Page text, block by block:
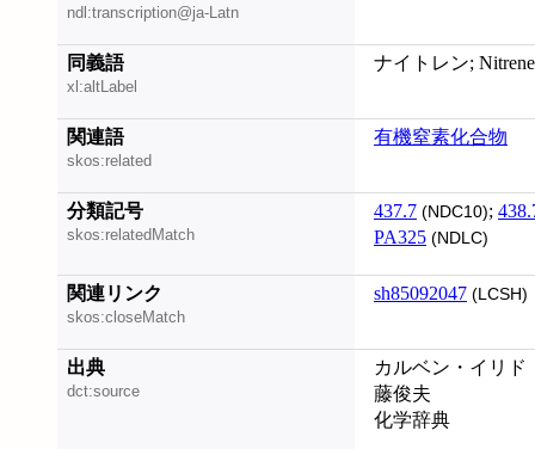
ndl:transcription@ja-Latn
同義語
xl:altLabel
ナイトレン;
関連語
skos:related
有機窒素化合物
分類記号
skos:relatedMatch
437.7 (NDC10);
PA325 (NDLC)
関連リンク
skos:closeMatch
sh85092047 (LCSH)
出典
dct:source
カルベン・イリド
藤俊夫
化学辞典